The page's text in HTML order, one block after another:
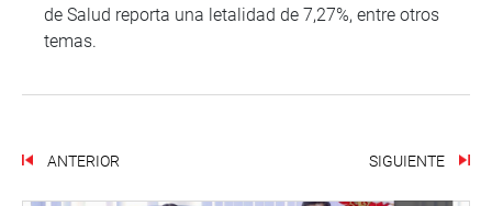
de Salud reporta una letalidad de 7,27%, entre otros
temas.
ANTERIOR SIGUIENTE